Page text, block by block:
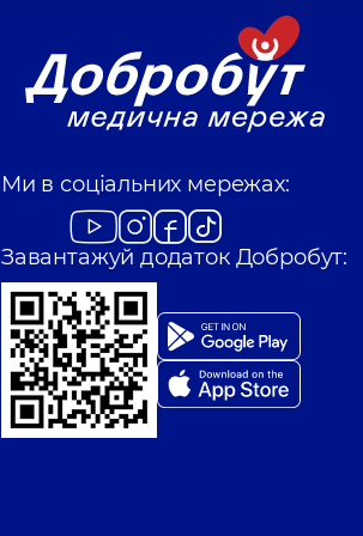
Ми в соціальних мережах:
Завантажуй додаток Добробут: